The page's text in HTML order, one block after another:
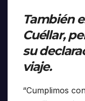
También
Cuéllar,
su
viaje.
“Cumplimos